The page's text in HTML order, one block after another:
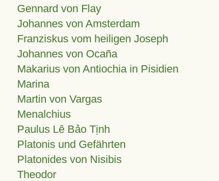
Gennard von Flay
Johannes von Amsterdam
Franziskus vom heiligen Joseph
Johannes von Ocaña
Makarius von Antiochia in Pisidien
Marina
Martin von Vargas
Menalchius
Paulus Lê Bảo Tịnh
Platonis und Gefährten
Platonides von Nisibis
Theodor